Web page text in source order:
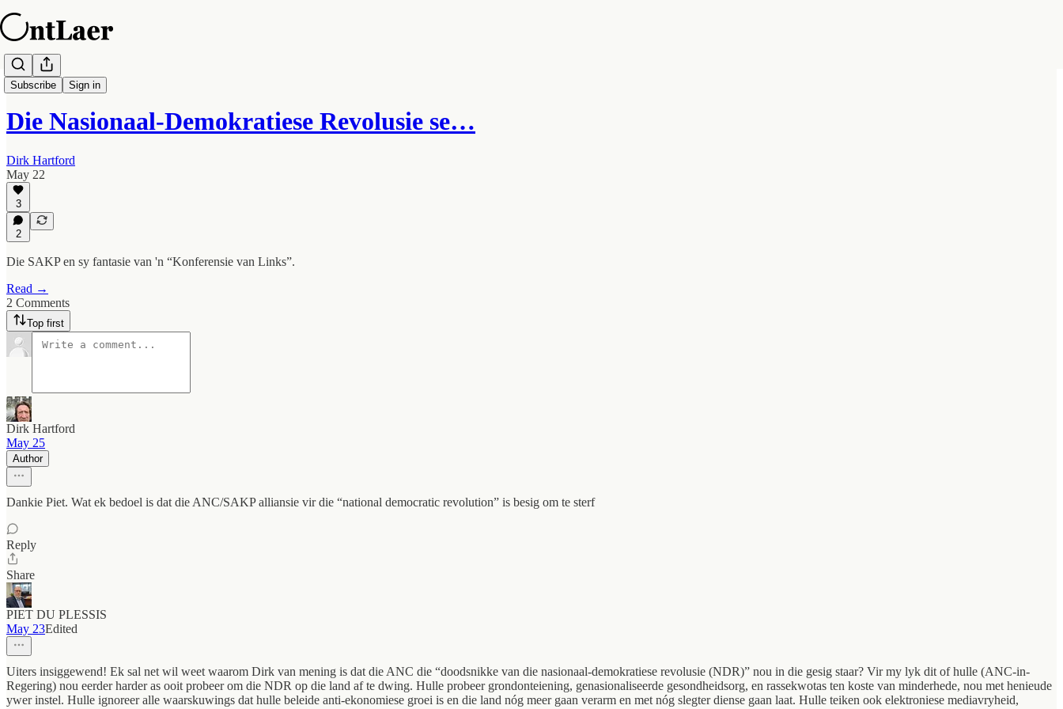
Subscribe Sign in
OntLaer Daagliks
Die Nasionaal-Demokratiese Revolusie se…
Dirk Hartford
May 22
3
2
Die SAKP en sy fantasie van 'n “Konferensie van Links”.
Read →
2 Comments
Top first
Dirk Hartford
May 25
Author
Dankie Piet. Wat ek bedoel is dat die ANC/SAKP alliansie vir die “national democratic revolution” is besig om te sterf
Reply
Share
PIET DU PLESSIS
May 23Edited
Uiters insiggewend! Ek sal net wil weet waarom Dirk van mening is dat die ANC die “doodsnikke van die nasionaal-demokratiese revolusie (NDR)” nou in die gesig staar? Vir my lyk dit of hulle (ANC-in-
Regering) nou eerder harder as ooit probeer om die NDR op die land af te dwing. Hulle probeer grondonteiening, genasionaliseerde gesondheidsorg, en rassekwotas ten koste van minderhede, nou met henieude
ywer instel. Hulle ignoreer alle waarskuwings dat hulle beleide anti-ekonomiese groei is en die land nóg meer gaan verarm en met nóg slegter diense gaan laat. Hulle teiken ook elektroniese mediavryheid,